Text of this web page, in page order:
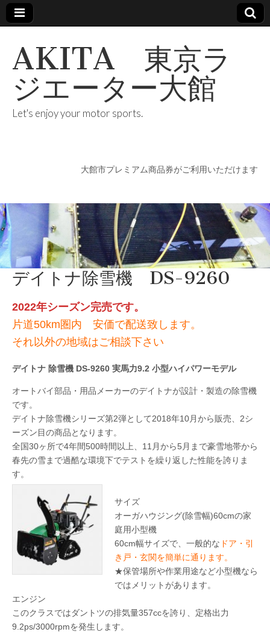
AKITA 東京ラ
ジエーター大館
Let's enjoy your motor sports.
大館市プレミアム商品券がご利用いただけます
デイトナ除雪機 DS-9260
2022年シーズン完売です。
片道50km圏内 安価で配送致します。
それ以外の地域はご相談下さい
デイトナ 除雪機 DS-9260 実馬力9.2 小型ハイパワーモデル
オートバイ部品・用品メーカーのデイトナが設計・製造の除雪機
です。
デイトナ除雪機シリーズ第2弾として2018年10月から販売、2シ
ーズン目の商品となります。
全国30ヶ所で4年間500時間以上、11月から5月まで豪雪地帯から
春先の雪まで過酷な環境下でテストを繰り返した性能を誇りま
す。
サイズ
オーガハウジング(除雪幅)60cmの家
庭用小型機
60cm幅サイズで、一般的な ドア・引
き戸・玄関を簡単に通ります。
★保管場所や作業用途など小型機なら
ではメリットがあります。
エンジン
このクラスではダントツの排気量357ccを誇り、定格出力
9.2ps/3000rpmを発生します。